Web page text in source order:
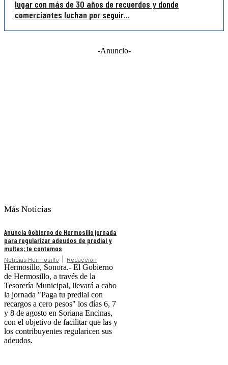
lugar con más de 30 años de recuerdos y donde
comerciantes luchan por seguir...
-Anuncio-
Más Noticias
Anuncia Gobierno de Hermosillo jornada
para regularizar adeudos de predial y
multas; te contamos
Noticias Hermosillo Redacción
Hermosillo, Sonora.- El Gobierno
de Hermosillo, a través de la
Tesorería Municipal, llevará a cabo
la jornada "Paga tu predial con
recargos a cero pesos" los días 6, 7
y 8 de agosto en Soriana Encinas,
con el objetivo de facilitar que las y
los contribuyentes regularicen sus
adeudos.